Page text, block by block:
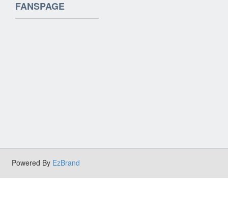
FANSPAGE
Powered By EzBrand